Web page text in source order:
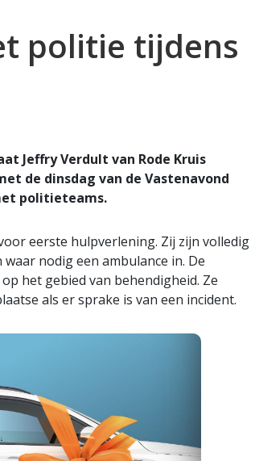
politie tijdens
Jeffry Verdult van Rode Kruis
de dinsdag van de Vastenavond
politieteams.
eerste hulpverlening. Zij zijn volledig
nodig een ambulance in. De
het gebied van behendigheid. Ze
als er sprake is van een incident.